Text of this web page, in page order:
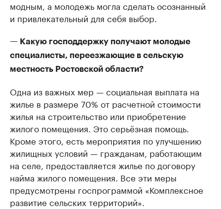
модным, а молодежь могла сделать осознанный
и привлекательный для себя выбор.
— Какую господдержку получают молодые
специалисты, переезжающие в сельскую
местность Ростовской области?
Одна из важных мер — социальная выплата на
жилье в размере 70% от расчетной стоимости
жилья на строительство или приобретение
жилого помещения. Это серьёзная помощь.
Кроме этого, есть мероприятия по улучшению
жилищных условий — гражданам, работающим
на селе, предоставляется жилье по договору
найма жилого помещения. Все эти меры
предусмотрены госпрограммой «Комплексное
развитие сельских территорий».